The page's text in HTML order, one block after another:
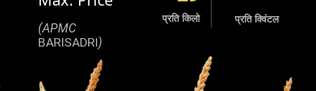
प्रति किलो प्रति क्विंटल
(APMC
BARISADRI)